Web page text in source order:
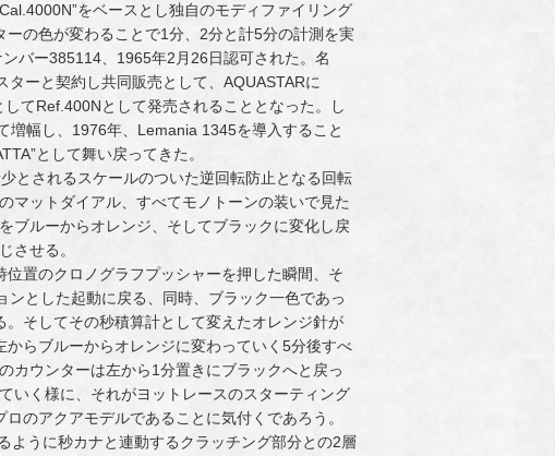
をベースとし独自のモディファイリング
の色が変わることで1分、2分と計5分の計測を実
バー385114、1965年2月26日認可された。名
ターと契約し共同販売として、AQUASTARに
てRef.400Nとして発売されることとなった。し
増幅し、1976年、Lemania 1345を導入すること
として舞い戻ってきた。
とされるスケールのついた逆回転防止となる回転
マットダイアル、すべてモノトーンの装いで見た
ブルーからオレンジ、そしてブラックに変化し戻
させる。
置のクロノグラフプッシャーを押した瞬間、そ
とした起動に戻る、同時、ブラック一色であっ
そしてその秒積算計として変えたオレンジ針が
らブルーからオレンジに変わっていく5分後すべ
カウンターは左から1分置きにブラックへと戻っ
いく様に、それがヨットレースのスターティング
のアクアモデルであることに気付くであろう。
ように秒カナと連動するクラッチング部分との2層